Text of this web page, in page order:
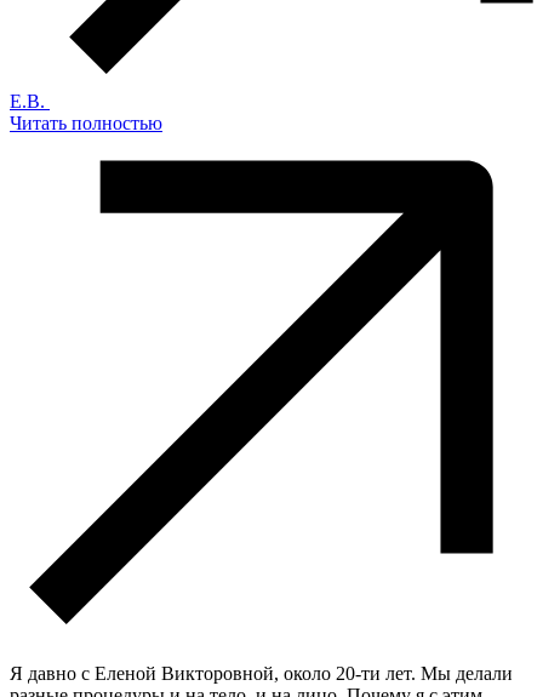
Е.В.
Читать полностью
Я давно с Еленой Викторовной, около 20-ти лет. Мы делали